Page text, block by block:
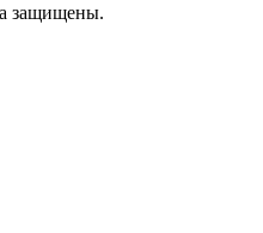
защищены.